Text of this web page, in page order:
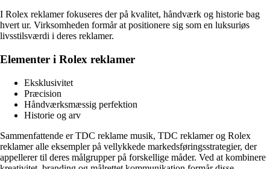
I Rolex reklamer fokuseres der på kvalitet, håndværk og historie bag
hvert ur. Virksomheden formår at positionere sig som en luksuriøs
livsstilsværdi i deres reklamer.
Elementer i Rolex reklamer
Eksklusivitet
Præcision
Håndværksmæssig perfektion
Historie og arv
Sammenfattende er TDC reklame musik, TDC reklamer og Rolex
reklamer alle eksempler på vellykkede markedsføringsstrategier, der
appellerer til deres målgrupper på forskellige måder. Ved at kombinere